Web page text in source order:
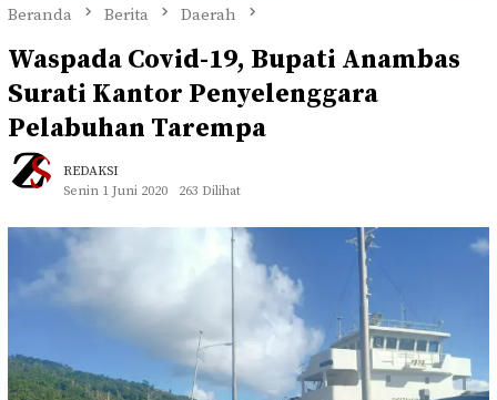
Beranda Berita Daerah
Waspada Covid-19, Bupati Anambas
Surati Kantor Penyelenggara
Pelabuhan Tarempa
REDAKSI
Senin 1 Juni 2020
263 Dilihat